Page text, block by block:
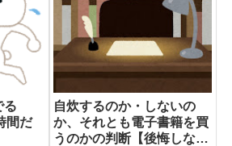
る
間だ
自炊するのか・しないの
か、それとも電子書籍を買
うのかの判断【後悔しない